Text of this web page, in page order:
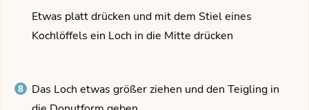
Etwas platt drücken und mit dem Stiel eines
Kochlöffels ein Loch in die Mitte drücken
Das Loch etwas größer ziehen und den Teigling in